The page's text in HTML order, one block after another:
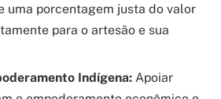
uma porcentagem justa do valor
para o artesão e sua
Indígena: Apoiar